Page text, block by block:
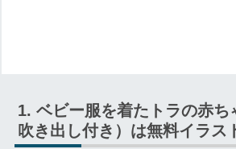
ベビー服を着たトラの赤ち
吹き出し付き）は無料イラス